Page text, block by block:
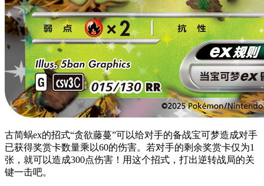
古简蜗ex的招式“贪欲藤蔓”可以给对手的备战宝可梦造成对手
已获得奖赏卡数量乘以60的伤害。若对手的剩余奖赏卡仅为1
张，就可以造成300点伤害！用这个招式，打出逆转战局的关
键一击吧。